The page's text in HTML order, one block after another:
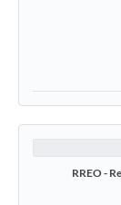
RREO -